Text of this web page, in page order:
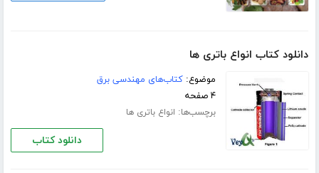
دانلود کتاب انواع باتری ها
موضوع:کتاب‌های مهندسی برق
۴ صفحه
برچسب‌ها: انواع باتری ها
دانلود کتاب